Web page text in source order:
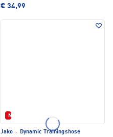
€ 34,99
Neu
Jako · Dynamic Trainingshose